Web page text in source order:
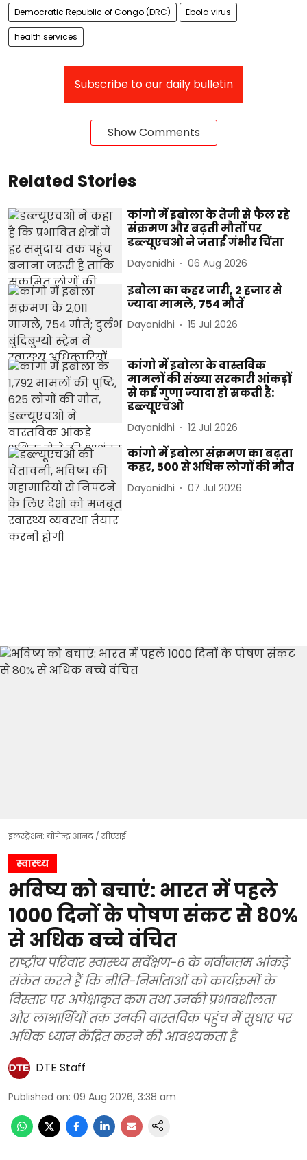
Democratic Republic of Congo (DRC) Ebola virus
health services
Subscribe to our daily bulletin
Show Comments
Related Stories
कांगो में इबोला के तेजी से फैल रहे
संक्रमण और बढ़ती मौतों पर
डब्ल्यूएचओ ने जताई गंभीर चिंता
Dayanidhi 06 Aug 2026
इबोला का कहर जारी, 2 हजार से
ज्यादा मामले, 754 मौतें
Dayanidhi 15 Jul 2026
कांगो में इबोला के वास्तविक
मामलों की संख्या सरकारी आंकड़ों
से कई गुणा ज्यादा हो सकती है:
डब्ल्यूएचओ
Dayanidhi 12 Jul 2026
कांगो में इबोला संक्रमण का बढ़ता
कहर, 500 से अधिक लोगों की मौत
Dayanidhi 07 Jul 2026
इलस्ट्रेशन: योगेन्द्र आनंद / सीएसई
स्वास्थ्य
भविष्य को बचाएं: भारत में पहले
1000 दिनों के पोषण संकट से 80%
से अधिक बच्चे वंचित
राष्ट्रीय परिवार स्वास्थ्य सर्वेक्षण-6 के नवीनतम आंकड़े
संकेत करते हैं कि नीति-निर्माताओं को कार्यक्रमों के
विस्तार पर अपेक्षाकृत कम तथा उनकी प्रभावशीलता
और लाभार्थियों तक उनकी वास्तविक पहुंच में सुधार पर
अधिक ध्यान केंद्रित करने की आवश्यकता है
DTE Staff
Published on: 09 Aug 2026, 3:38 am